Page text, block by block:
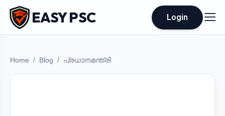
EASY PSC Login
Home Blog പ്രധാനമന്ത്രി